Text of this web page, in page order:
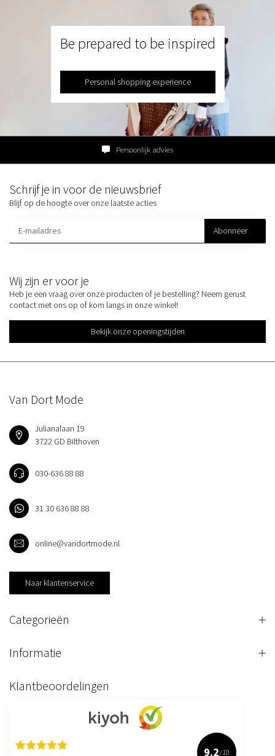
Be prepared to be inspired
Personal shopping experience
Persoonlijk advies
Wij zijn er voor je
Heb je een vraag over onze producten of je bestelling? Neem gerust
contact met ons op of kom langs in onze winkel!
Bekijk onze openingstijden
Schrijf je in voor de nieuwsbrief
Blijf op de hoogte over onze laatste acties
Abonneer
Van Dort Mode
Julianalaan 19
3722 GD Bilthoven
030-636 88 88
31 30 636 88 88
online@vandortmode.nl
Naar klantenservice
Categorieën
Informatie
Klantbeoordelingen
9.2/10